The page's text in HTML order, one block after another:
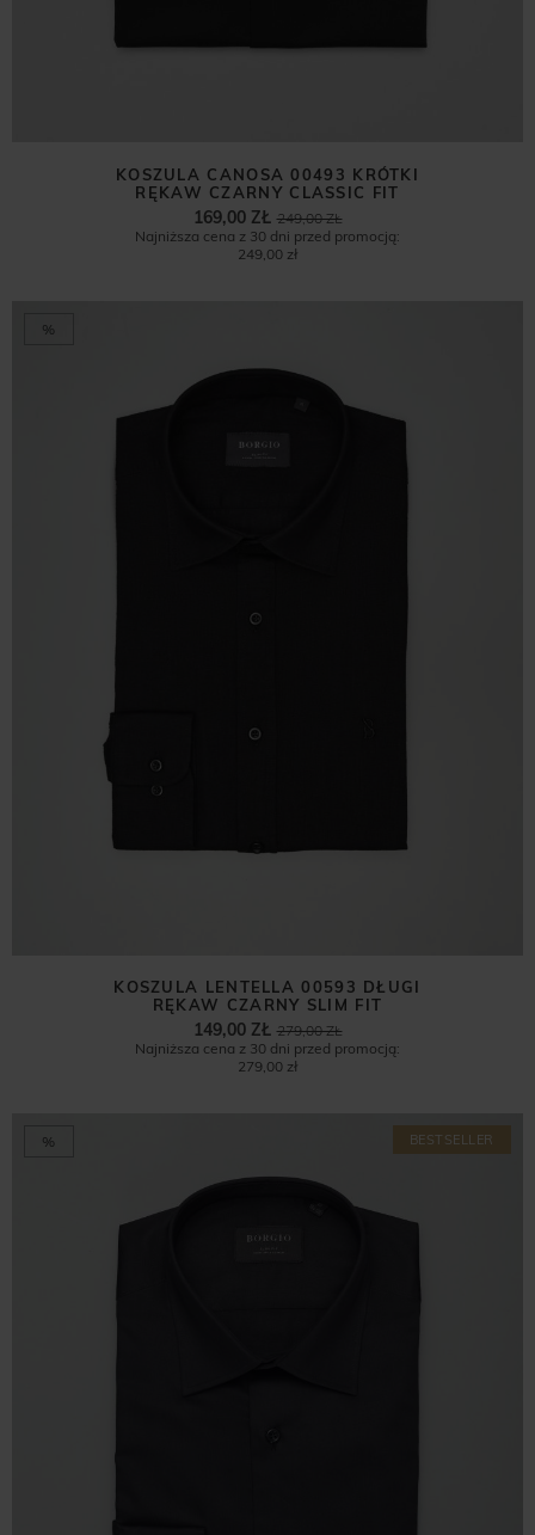
KOSZULA CANOSA 00493 KRÓTKI
RĘKAW CZARNY CLASSIC FIT
249,00 ZŁ
169,00 ZŁ
Najniższa cena z 30 dni przed promocją:
249,00 zł
%
KOSZULA LENTELLA 00593 DŁUGI
RĘKAW CZARNY SLIM FIT
279,00 ZŁ
149,00 ZŁ
Najniższa cena z 30 dni przed promocją:
279,00 zł
BESTSELLER
%